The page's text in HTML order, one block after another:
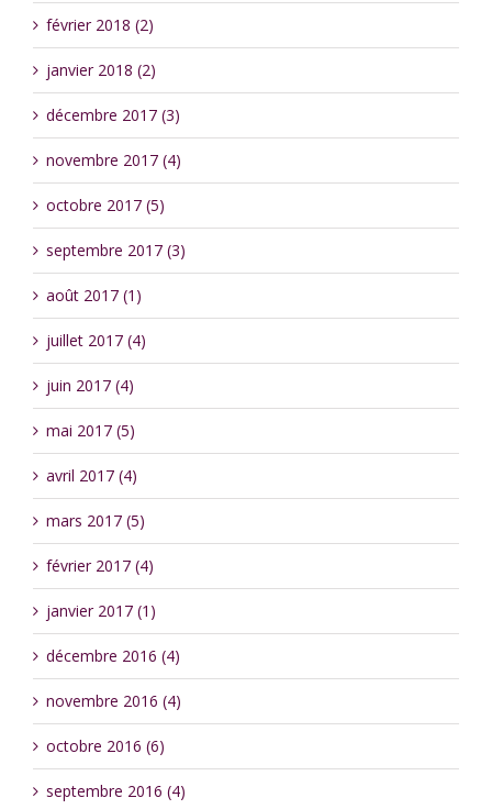
février 2018 (2)
janvier 2018 (2)
décembre 2017 (3)
novembre 2017 (4)
octobre 2017 (5)
septembre 2017 (3)
août 2017 (1)
juillet 2017 (4)
juin 2017 (4)
mai 2017 (5)
avril 2017 (4)
mars 2017 (5)
février 2017 (4)
janvier 2017 (1)
décembre 2016 (4)
novembre 2016 (4)
octobre 2016 (6)
septembre 2016 (4)